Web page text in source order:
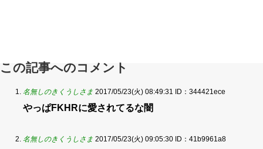
この記事へのコメント
名無しのきくうしさま 2017/05/23(火) 08:49:31 ID：344421ece
やっぱFKHRに愛されてるな闇
名無しのきくうしさま 2017/05/23(火) 09:05:30 ID：41b9961a8